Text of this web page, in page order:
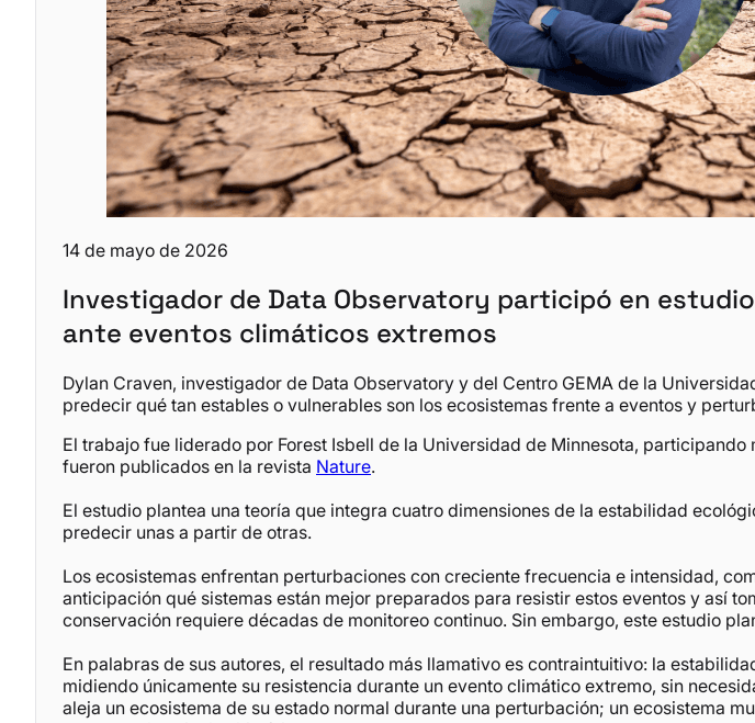
14 de mayo de 2026
Investigador de Data Observatory participó en
ante eventos climáticos extremos
Dylan Craven, investigador de Data Observatory y del Centro GEMA de la
predecir qué tan estables o vulnerables son los ecosistemas frente a eventos y
El trabajo fue liderado por Forest Isbell de la Universidad de Minnesota,
fueron publicados en la revista Nature.
El estudio plantea una teoría que integra cuatro dimensiones de la estabilidad
predecir unas a partir de otras.
Los ecosistemas enfrentan perturbaciones con creciente frecuencia e intensidad,
anticipación qué sistemas están mejor preparados para resistir estos eventos y así
conservación requiere décadas de monitoreo continuo. Sin embargo, este estudio
En palabras de sus autores, el resultado más llamativo es contraintuitivo: la
midiendo únicamente su resistencia durante un evento climático extremo, sin
aleja un ecosistema de su estado normal durante una perturbación; un ecosistema